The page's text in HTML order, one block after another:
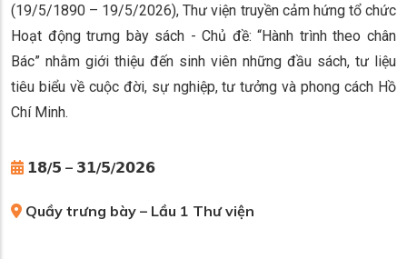
(19/5/1890 – 19/5/2026), Thư viện truyền cảm hứng tổ chức
Hoạt động trưng bày sách - Chủ đề: “Hành trình theo chân
Bác” nhằm giới thiệu đến sinh viên những đầu sách, tư liệu
tiêu biểu về cuộc đời, sự nghiệp, tư tưởng và phong cách Hồ
Chí Minh.
𝟭𝟴/𝟱 – 𝟯𝟭/𝟱/𝟮𝟬𝟮𝟲
Quầy trưng bày – Lầu 1 Thư viện